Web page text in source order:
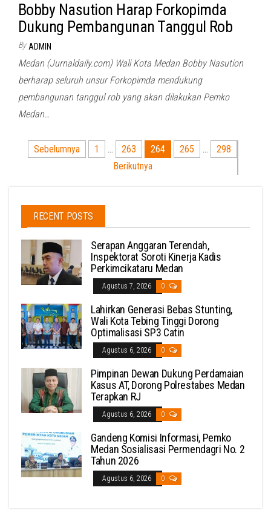
Bobby Nasution Harap Forkopimda
Dukung Pembangunan Tanggul Rob
By ADMIN
Medan (Jurnaldaily.com) Wali Kota Medan Bobby Nasution
berharap seluruh unsur Forkopimda mendukung
pembangunan tanggul rob yang akan dilakukan Pemko
Medan…
Paginasi
Sebelumnya 1 … 263 264 265 …
298
Berikutnya
RECENT POSTS
Serapan Anggaran Terendah,
Inspektorat Soroti Kinerja Kadis
Perkimcikataru Medan
Agustus 7, 2026 0
Lahirkan Generasi Bebas Stunting,
Wali Kota Tebing Tinggi Dorong
Optimalisasi SP3 Catin
Agustus 6, 2026 0
Pimpinan Dewan Dukung Perdamaian
Kasus AT, Dorong Polrestabes Medan
Terapkan RJ
Agustus 6, 2026 0
Gandeng Komisi Informasi, Pemko
Medan Sosialisasi Permendagri No. 2
Tahun 2026
Agustus 6, 2026 0